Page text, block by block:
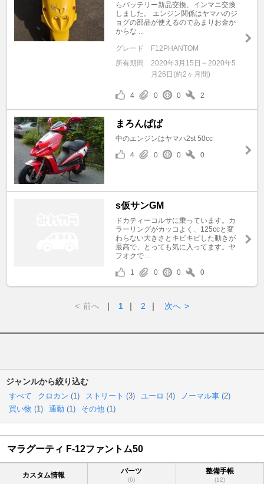
らバッテリー新品交換、インマニ交換
しました。 エンジン関係はヤマハのジ
ョグの部品が使えるのであまりお金か
からな ...
グレード
F12PHANTOM
所有期間
2020年3月15日～2020年5
月26日(約2ヶ月間)
4 0 0 2
まろんぱぱ
中のエンジンはヤマハ2st 50cc
4
0 0 0
s仮サンGM
ドカティーコルサに乗っています。カ
ラーリングがカッコよく、125ccと変
わらない大きさとキビキビした動きが
最高で、とっても気に入ってます。ヤ
フオクで ...
1
0 0 0
< 前へ ｜ 1 ｜ 2 ｜ 次へ >
ジャンルから絞り込む
すべて クロカン (1) ストリート (3) ユーロ (4) ノーマル車 (2)
買い物 (1) 通勤 (1) その他 (1)
マラグーティ F-12ファントム50
カスタム情報 パーツ
(6)
整備手帳
(12)